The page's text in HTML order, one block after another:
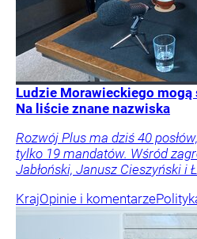
Ludzie Morawieckiego
Na liście znane nazwiska
Rozwój Plus ma dziś 40
tylko 19 mandatów. Wśród
Jabłoński, Janusz Cieszyński i
KrajOpinie i komentarze